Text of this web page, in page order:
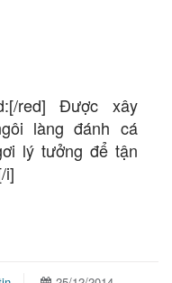
red] Được xây
làng đánh cá
lý tưởng để tận
i]